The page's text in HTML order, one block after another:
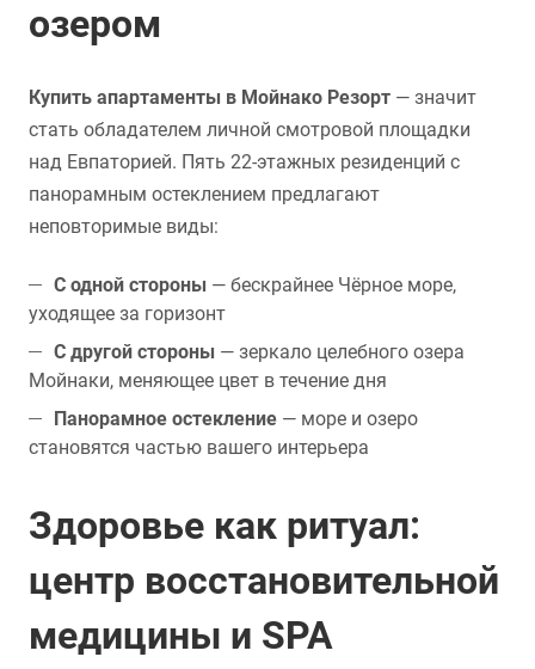
озером
Купить апартаменты в Мойнако Резорт — значит
стать обладателем личной смотровой площадки
над Евпаторией. Пять 22-этажных резиденций с
панорамным остеклением предлагают
неповторимые виды:
С одной стороны — бескрайнее Чёрное море,
уходящее за горизонт
С другой стороны — зеркало целебного озера
Мойнаки, меняющее цвет в течение дня
Панорамное остекление — море и озеро
становятся частью вашего интерьера
Здоровье как ритуал:
центр восстановительной
медицины и SPA